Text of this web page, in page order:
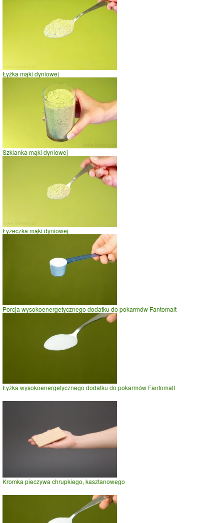
Łyżka mąki dyniowej
Szklanka mąki dyniowej
Łyżeczka mąki dyniowej
Porcja wysokoenergetycznego dodatku do pokarmów Fantomalt
Łyżka wysokoenergetycznego dodatku do pokarmów Fantomalt
Kromka pieczywa chrupkiego, kasztanowego